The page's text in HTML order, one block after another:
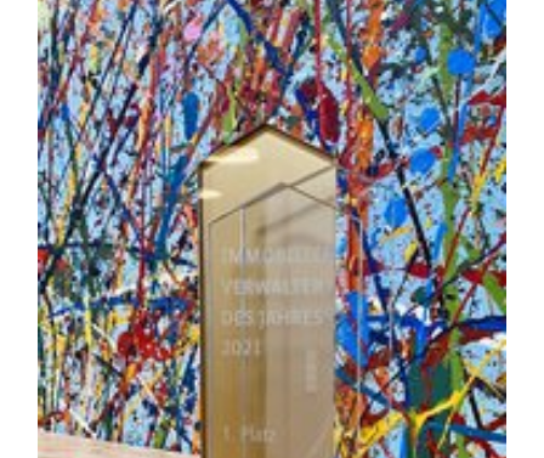
Plattformen werden
Cookies von externen
der Zugriff auf diese
Einwilligung mehr.
Google Maps
Anbieter:
Google, Gordon House,
Zweck:
Google stellt
Diese Seite nutzt Google
Social Media Postings
Anbieter: